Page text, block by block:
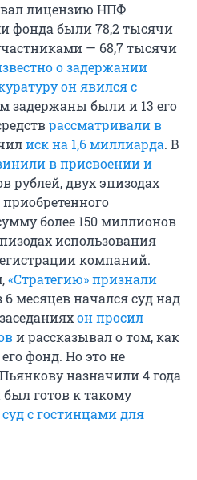
лицензию НПФ
фонда были 78,2 тысячи
— 68,7 тысячи
о задержании
он явился с
задержаны были и 13 его
рассматривали в
иск на 1,6 миллиарда. В
в присвоении и
рублей, двух эпизодах
более 150 миллионов
использования
компаний.
«Стратегию» признали
6 месяцев начался суд над
он просил
и рассказывал о том, как
фонд. Но это не
назначили 4 года
готов к такому
с гостинцами для